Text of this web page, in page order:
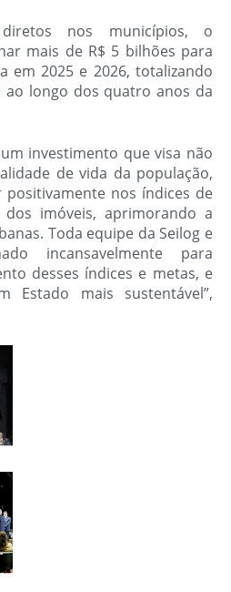
nos municípios, o
mais de R$ 5 bilhões para
em 2025 e 2026, totalizando
ao longo dos quatro anos da
investimento que visa não
de vida da população,
nos índices de
dos imóveis, aprimorando a
Toda equipe da Seilog e
incansavelmente para
desses índices e metas, e
Estado mais sustentável”,